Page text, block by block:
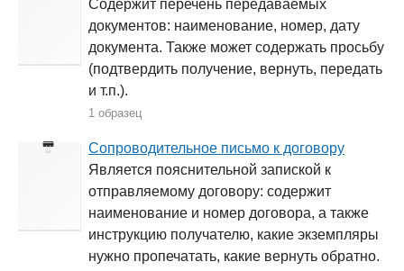
Содержит перечень передаваемых
документов: наименование, номер, дату
документа. Также может содержать просьбу
(подтвердить получение, вернуть, передать
и т.п.).
1 образец
Сопроводительное письмо к договору
Является пояснительной запиской к
отправляемому договору: содержит
наименование и номер договора, а также
инструкцию получателю, какие экземпляры
нужно пропечатать, какие вернуть обратно.